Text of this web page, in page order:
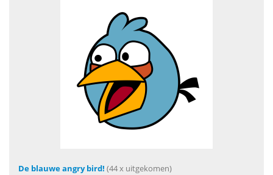
De blauwe angry bird! (44 x uitgekomen)